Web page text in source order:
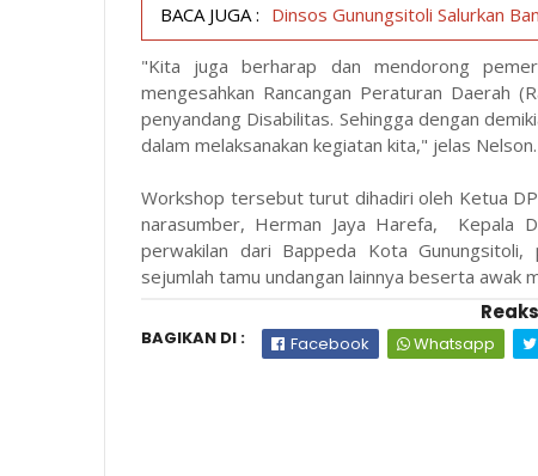
BACA JUGA : Dinsos Gunungsitoli Salurkan
"Kita juga berharap dan mendorong
mengesahkan Rancangan Peraturan Daerah
penyandang Disabilitas. Sehingga dengan
dalam melaksanakan kegiatan kita," jelas Nelson.
Workshop tersebut turut dihadiri oleh Ketua
narasumber, Herman Jaya Harefa, Kepala
perwakilan dari Bappeda Kota Gunungsitoli,
sejumlah tamu undangan lainnya beserta awak
BAGIKAN DI : Facebook Whatsapp